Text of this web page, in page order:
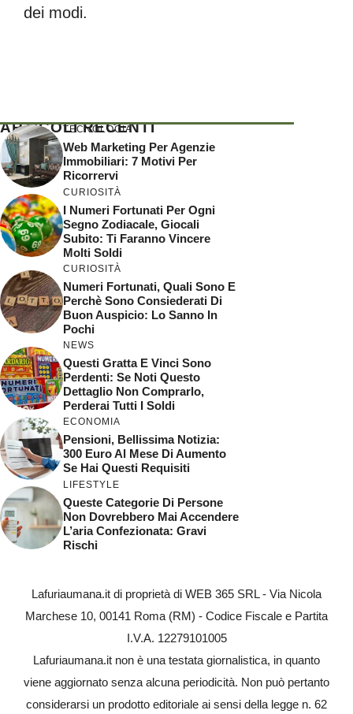
dei modi.
ARTICOLI RECENTI
TECNOLOGIA
Web Marketing Per Agenzie
Immobiliari: 7 Motivi Per
Ricorrervi
CURIOSITÀ
I Numeri Fortunati Per Ogni
Segno Zodiacale, Giocali
Subito: Ti Faranno Vincere
Molti Soldi
CURIOSITÀ
Numeri Fortunati, Quali Sono E
Perchè Sono Consiederati Di
Buon Auspicio: Lo Sanno In
Pochi
NEWS
Questi Gratta E Vinci Sono
Perdenti: Se Noti Questo
Dettaglio Non Comprarlo,
Perderai Tutti I Soldi
ECONOMIA
Pensioni, Bellissima Notizia:
300 Euro Al Mese Di Aumento
Se Hai Questi Requisiti
LIFESTYLE
Queste Categorie Di Persone
Non Dovrebbero Mai Accendere
L’aria Confezionata: Gravi
Rischi
Lafuriaumana.it di proprietà di WEB 365 SRL - Via Nicola
Marchese 10, 00141 Roma (RM) - Codice Fiscale e Partita
I.V.A. 12279101005
Lafuriaumana.it non è una testata giornalistica, in quanto
viene aggiornato senza alcuna periodicità. Non può pertanto
considerarsi un prodotto editoriale ai sensi della legge n. 62